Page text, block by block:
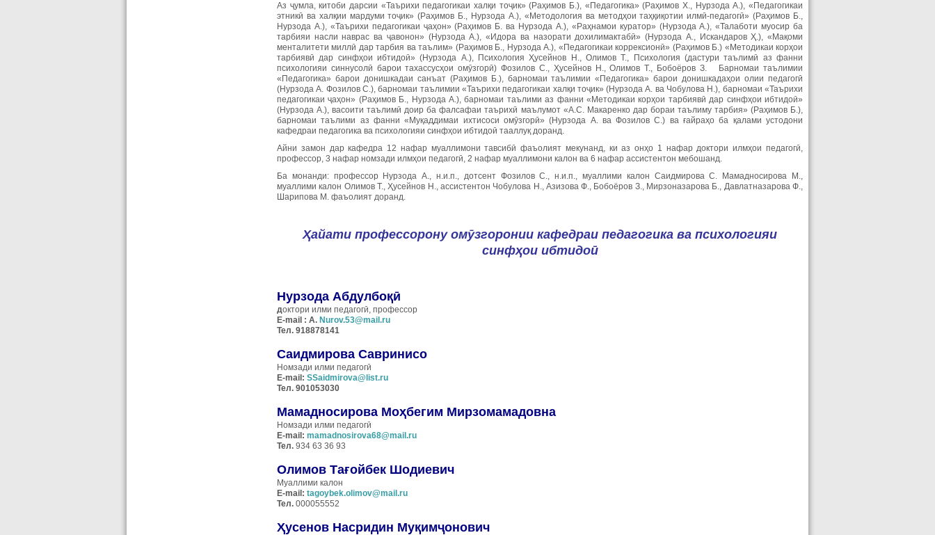
Аз ҷумла, китоби дарсии «Таърихи педагогикаи халқи тоҷик» (Раҳимов Б.), «Педагогика» (Раҳимов Х., Нурзода А.), «Педагогикаи
этникӣ ва халқии мардуми тоҷик» (Раҳимов Б., Нурзода А.), «Методология ва методҳои таҳқиқотии илмӣ-педагогӣ» (Раҳимов Б.,
Нурзода А.), «Таърихи педагогикаи ҷаҳон» (Раҳимов Б. ва Нурзода А.), «Раҳнамои куратор» (Нурзода А.), «Талаботи муосир ба
тарбияи насли наврас ва ҷавонон» (Нурзода А.), «Идора ва назорати дохилимактабӣ» (Нурзода А., Искандаров Ҳ.), «Мақоми
менталитети миллӣ дар тарбия ва таълим» (Раҳимов Б., Нурзода А.), «Педагогикаи коррексионӣ» (Раҳимов Б.) «Методикаи корҳои
тарбиявӣ дар синфҳои ибтидоӣ» (Нурзода А.), Психология Ҳусейнов Н., Олимов Т., Психология (дастури таълимӣ аз фанни
психологияи синнусолӣ барои тахассусҳои омӯзгорӣ) Фозилов С., Ҳусейнов Н., Олимов Т., Бобоёров З. Барномаи таълимии
«Педагогика» барои донишкадаи санъат (Раҳимов Б.), барномаи таълимии «Педагогика» барои донишкадаҳои олии педагогӣ
(Нурзода А. Фозилов С.), барномаи таълимии «Таърихи педагогикаи халқи тоҷик» (Нурзода А. ва Чобулова Н.), барномаи «Таърихи
педагогикаи ҷаҳон» (Раҳимов Б., Нурзода А.), барномаи таълими аз фанни «Методикаи корҳои тарбиявӣ дар синфҳои ибтидоӣ»
(Нурзода А.), васоити таълимӣ доир ба фалсафаи таърихӣ маълумот «А.С. Макаренко дар бораи таълиму тарбия» (Раҳимов Б.),
барномаи таълими аз фанни «Муқаддимаи ихтисоси омӯзгорӣ» (Нурзода А. ва Фозилов С.) ва ғайраҳо ба қалами устодони
кафедраи педагогика ва психологияи синфҳои ибтидоӣ тааллуқ доранд.
Айни замон дар кафедра 12 нафар муаллимони тавсибӣ фаъолият мекунанд, ки аз онҳо 1 нафар доктори илмҳои педагогӣ,
профессор, 3 нафар номзади илмҳои педагогӣ, 2 нафар муаллимони калон ва 6 нафар ассистентон мебошанд.
Ба монанди: профессор Нурзода А., н.и.п., дотсент Фозилов С., н.и.п., муаллими калон Саидмирова С. Мамадносирова М.,
муаллими калон Олимов Т., Ҳусейнов Н., ассистентон Чобулова Н., Азизова Ф., Бобоёров З., Мирзоназарова Б., Давлатназарова Ф.,
Шарипова М. фаъолият доранд.
Ҳайати профессорону омӯзгоронии кафедраи педагогика ва психологияи
синфҳои ибтидоӣ
Нурзода Абдулбоқӣ
доктори илми педагогӣ, профессор
E-mail : A. Nurov.53@mail.ru
Тел. 918878141
Саидмирова Савринисо
Номзади илми педагогӣ
E-mail: SSaidmirova@list.ru
Тел. 901053030
Мамадносирова Моҳбегим Мирзомамадовна
Номзади илми педагогӣ
E-mail: mamadnosirova68@mail.ru
Тел. 934 63 36 93
Олимов Тағойбек Шодиевич
Муаллими калон
E-mail : tagoybek.olimov@mail.ru
Тел. 000055552
Ҳусенов Насридин Муқимҷонович